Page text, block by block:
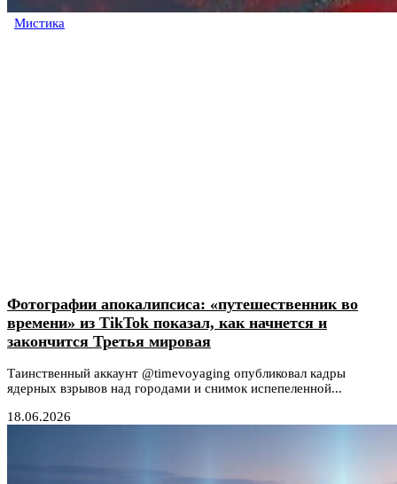
Мистика
Фотографии апокалипсиса: «путешественник во
времени» из TikTok показал, как начнется и
закончится Третья мировая
Таинственный аккаунт @timevoyaging опубликовал кадры
ядерных взрывов над городами и снимок испепеленной...
18.06.2026